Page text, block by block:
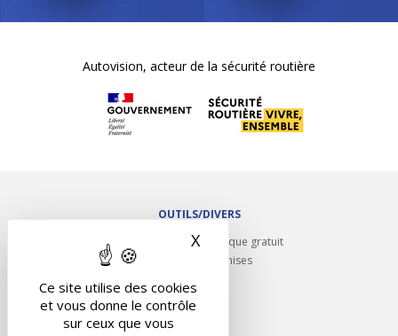
Ce site utilise des cookies
et vous donne le contrôle
sur ceux que vous
X Masquer le bandeau des
Autovision, acteur de la sécurité routière
OUTILS/DIVERS
Rappel contrôle technique gratuit
Partenariats/Remises
Contact